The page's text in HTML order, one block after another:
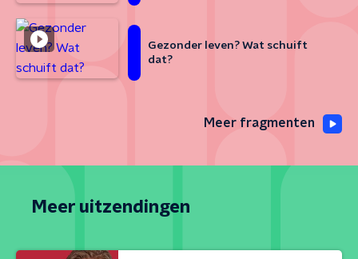
Gezonder leven? Wat schuift
dat?
Meer fragmenten
Meer uitzendingen